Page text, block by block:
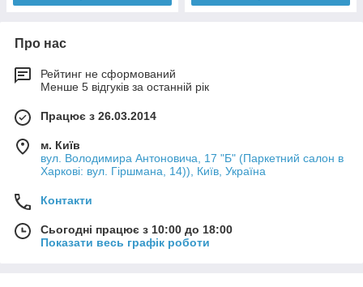
Про нас
Рейтинг не сформований
Менше 5 відгуків за останній рік
Працює з 26.03.2014
м. Київ
вул. Володимира Антоновича, 17 "Б" (Паркетний салон в
Харкові: вул. Гіршмана, 14)), Київ, Україна
Контакти
Сьогодні працює з 10:00 до 18:00
Показати весь графік роботи